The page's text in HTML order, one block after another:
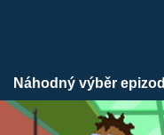
Náhodný výběr epizod